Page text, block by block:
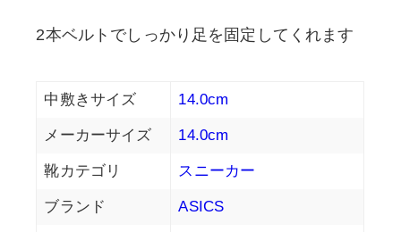
2本ベルトでしっかり足を固定してくれます
中敷きサイズ 14.0cm
メーカーサイズ 14.0cm
靴カテゴリ スニーカー
ブランド ASICS